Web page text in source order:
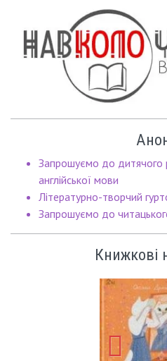
Запрошуємо до дитячого
англійської мови
Літературно-творчий
Запрошуємо до
Книжкові